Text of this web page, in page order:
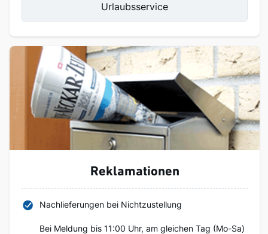
Urlaubsservice
Reklamationen
Nachlieferungen bei Nichtzustellung
Bei Meldung bis 11:00 Uhr, am gleichen Tag (Mo-Sa)